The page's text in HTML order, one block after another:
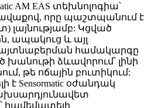
AM EAS տեխնոլոգիա՝
որը պաշտպանում է
լայնությամբ: Կցված
ապակուց և այլ
համակարգը
խանութի ձևավորում՝ լինի
թե ոճային բուտիկում:
է Sensormatic օժանդակ
համեմատելի